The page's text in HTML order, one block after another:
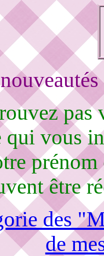
pas
vous
être
des
de